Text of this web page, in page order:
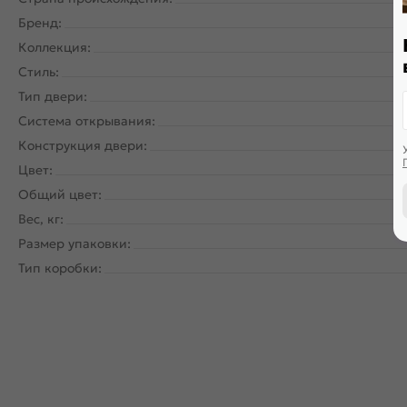
Бренд:
Коллекция:
Стиль:
Тип двери:
Система открывания:
Конструкция двери:
Цвет:
Общий цвет:
Вес, кг:
Размер упаковки:
Тип коробки: